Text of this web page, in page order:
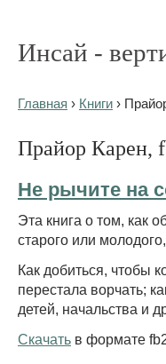
Инсай -
Главная › Книги ›
Прайор Карен,
Нe рычите на
Эта книга о том, как
старого или
Как добиться, чтобы
перестала ворчать;
детей, начальства и
Скачать в формате